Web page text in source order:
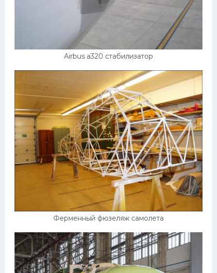
Airbus a320 стабилизатор
Ферменный фюзеляж самолета